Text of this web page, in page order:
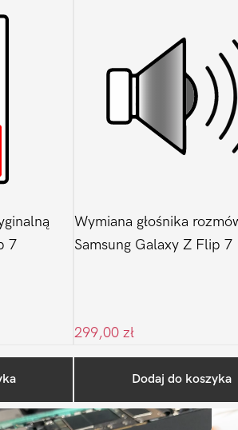
7
Wymiana głośnika
Samsung Galaxy Z Flip 7
299,00 zł
Dodaj do koszyka
na blogu